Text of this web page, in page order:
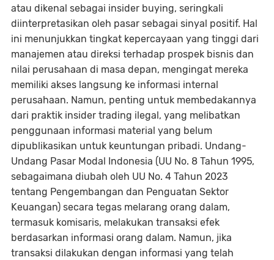
atau dikenal sebagai insider buying, seringkali
diinterpretasikan oleh pasar sebagai sinyal positif. Hal
ini menunjukkan tingkat kepercayaan yang tinggi dari
manajemen atau direksi terhadap prospek bisnis dan
nilai perusahaan di masa depan, mengingat mereka
memiliki akses langsung ke informasi internal
perusahaan. Namun, penting untuk membedakannya
dari praktik insider trading ilegal, yang melibatkan
penggunaan informasi material yang belum
dipublikasikan untuk keuntungan pribadi. Undang-
Undang Pasar Modal Indonesia (UU No. 8 Tahun 1995,
sebagaimana diubah oleh UU No. 4 Tahun 2023
tentang Pengembangan dan Penguatan Sektor
Keuangan) secara tegas melarang orang dalam,
termasuk komisaris, melakukan transaksi efek
berdasarkan informasi orang dalam. Namun, jika
transaksi dilakukan dengan informasi yang telah